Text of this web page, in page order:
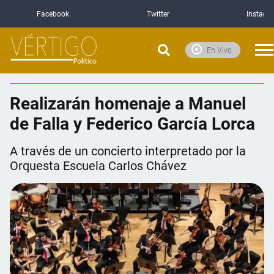
Facebook Twitter
En Vivo
Realizarán homenaje a Manuel
de Falla y Federico García Lorca
A través de un concierto interpretado por la
Orquesta Escuela Carlos Chávez